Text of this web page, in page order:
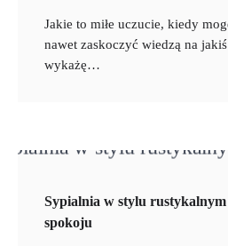
Jakie to miłe uczucie, kiedy
nawet zaskoczyć wiedzą na
wykażę…
Sypialnia w stylu rustykalnym
spokoju